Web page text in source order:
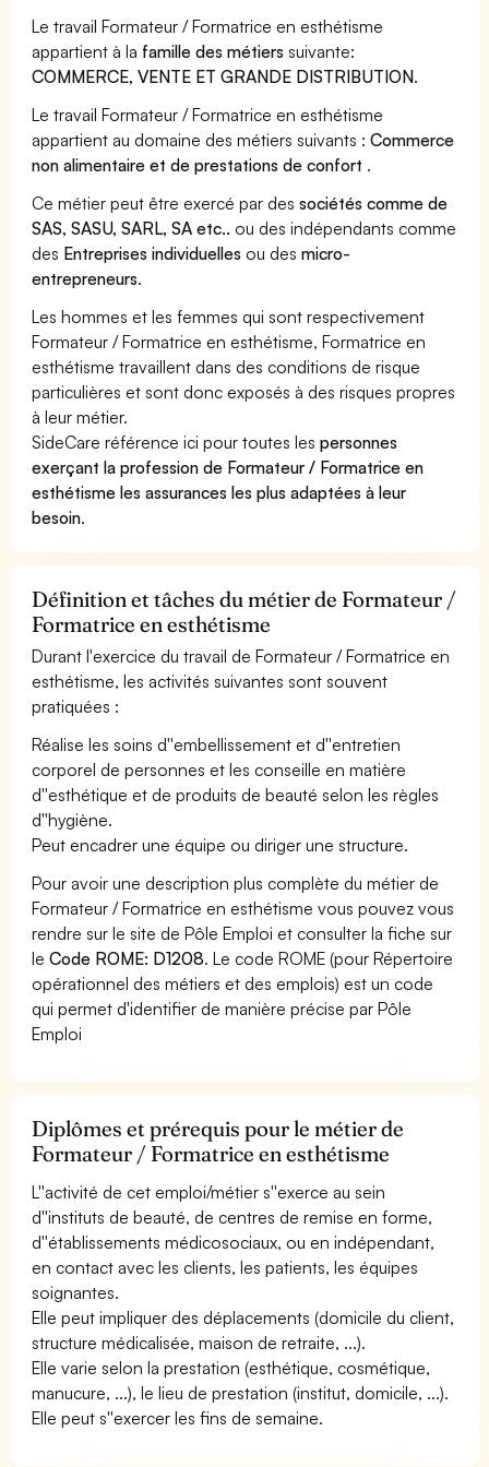
Le travail Formateur / Formatrice en esthétisme
appartient à la famille des métiers suivante:
COMMERCE, VENTE ET GRANDE DISTRIBUTION.
Le travail Formateur / Formatrice en esthétisme
appartient au domaine des métiers suivants :Commerce
non alimentaire et de prestations de confort .
Ce métier peut être exercé par dessociétés comme de
SAS, SASU, SARL, SA etc.. ou des indépendants comme
des Entreprises individuelles ou desmicro-
entrepreneurs.
Les hommes et les femmes qui sont respectivement
Formateur / Formatrice en esthétisme, Formatrice en
esthétisme travaillent dans des conditions de risque
particulières et sont donc exposés à des risques propres
à leur métier.
SideCare référence ici pour toutes lespersonnes
exerçant la profession de Formateur / Formatrice en
esthétisme les assurances les plus adaptées à leur
besoin.
Définition et tâches du métier de Formateur /
Formatrice en esthétisme
Durant l'exercice du travail de Formateur / Formatrice en
esthétisme, les activités suivantes sont souvent
pratiquées :
Réalise les soins d''embellissement et d''entretien
corporel de personnes et les conseille en matière
d''esthétique et de produits de beauté selon les règles
d''hygiène.
Peut encadrer une équipe ou diriger une structure.
Pour avoir une description plus complète du métier de
Formateur / Formatrice en esthétisme vous pouvez vous
rendre sur le site de Pôle Emploi et consulter la fiche sur
leCode ROME: D1208. Le code ROME (pour Répertoire
opérationnel des métiers et des emplois) est un code
qui permet d'identifier de manière précise par Pôle
Emploi
Diplômes et prérequis pour le métier de
Formateur / Formatrice en esthétisme
L''activité de cet emploi/métier s''exerce au sein
d''instituts de beauté, de centres de remise en forme,
d''établissements médicosociaux, ou en indépendant,
en contact avec les clients, les patients, les équipes
soignantes.
Elle peut impliquer des déplacements (domicile du client,
structure médicalisée, maison de retraite, ...).
Elle varie selon la prestation (esthétique, cosmétique,
manucure, ...), le lieu de prestation (institut, domicile, ...).
Elle peut s''exercer les fins de semaine.